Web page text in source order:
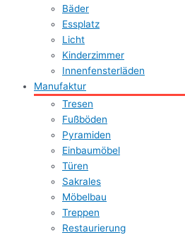
Bäder
Essplatz
Licht
Kinderzimmer
Innenfensterläden
Manufaktur
Tresen
Fußböden
Pyramiden
Einbaumöbel
Türen
Sakrales
Möbelbau
Treppen
Restaurierung